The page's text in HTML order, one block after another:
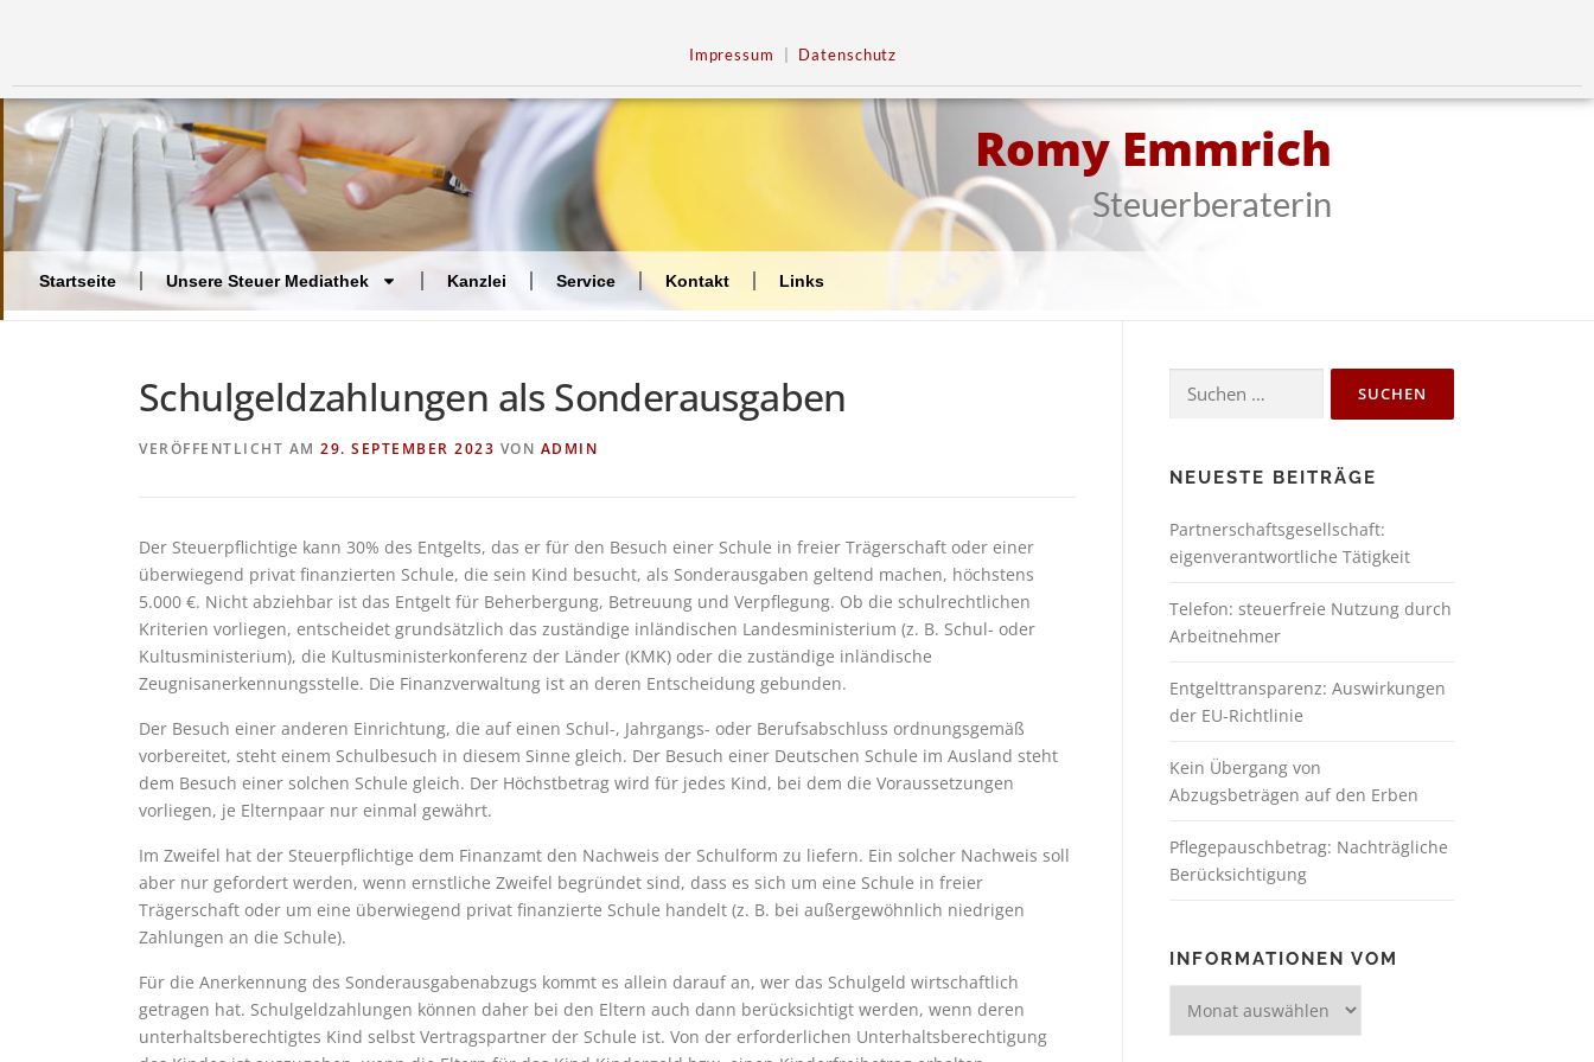
Impressum Datenschutz
Romy Emmrich
Steuerberaterin
Startseite Unsere Steuer Mediathek Kanzlei Service Kontakt Links
Schulgeldzahlungen als Sonderausgaben
VERÖFFENTLICHT AM 29. SEPTEMBER 2023 VON ADMIN
Der Steuerpflichtige kann 30% des Entgelts, das er für den Besuch einer Schule in freier Trägerschaft oder einer
überwiegend privat finanzierten Schule, die sein Kind besucht, als Sonderausgaben geltend machen, höchstens
5.000 €. Nicht abziehbar ist das Entgelt für Beherbergung, Betreuung und Verpflegung. Ob die schulrechtlichen
Kriterien vorliegen, entscheidet grundsätzlich das zuständige inländischen Landesministerium (z. B. Schul- oder
Kultusministerium), die Kultusministerkonferenz der Länder (KMK) oder die zuständige inländische
Zeugnisanerkennungsstelle. Die Finanzverwaltung ist an deren Entscheidung gebunden.
Der Besuch einer anderen Einrichtung, die auf einen Schul-, Jahrgangs- oder Berufsabschluss ordnungsgemäß
vorbereitet, steht einem Schulbesuch in diesem Sinne gleich. Der Besuch einer Deutschen Schule im Ausland steht
dem Besuch einer solchen Schule gleich. Der Höchstbetrag wird für jedes Kind, bei dem die Voraussetzungen
vorliegen, je Elternpaar nur einmal gewährt.
Im Zweifel hat der Steuerpflichtige dem Finanzamt den Nachweis der Schulform zu liefern. Ein solcher Nachweis soll
aber nur gefordert werden, wenn ernstliche Zweifel begründet sind, dass es sich um eine Schule in freier
Trägerschaft oder um eine überwiegend privat finanzierte Schule handelt (z. B. bei außergewöhnlich niedrigen
Zahlungen an die Schule).
Für die Anerkennung des Sonderausgabenabzugs kommt es allein darauf an, wer das Schulgeld wirtschaftlich
getragen hat. Schulgeldzahlungen können daher bei den Eltern auch dann berücksichtigt werden, wenn deren
unterhaltsberechtigtes Kind selbst Vertragspartner der Schule ist. Von der erforderlichen Unterhaltsberechtigung
NEUESTE BEITRÄGE
Partnerschaftsgesellschaft:
eigenverantwortliche Tätigkeit
Telefon: steuerfreie Nutzung durch
Arbeitnehmer
Entgelttransparenz: Auswirkungen
der EU-Richtlinie
Kein Übergang von
Abzugsbeträgen auf den Erben
Pflegepauschbetrag: Nachträgliche
Berücksichtigung
INFORMATIONEN VOM